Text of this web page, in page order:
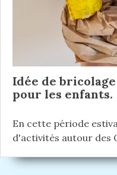
Idée de
pour les enfants.
En cette période
d'activités autour des